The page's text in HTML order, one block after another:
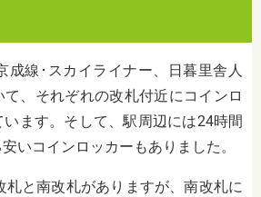
成線･スカイライナー、日暮里舎人
、それぞれの改札付近にコインロ
ます。そして、駅周辺には24時間
いコインロッカーもありました。
札と南改札がありますが、南改札に